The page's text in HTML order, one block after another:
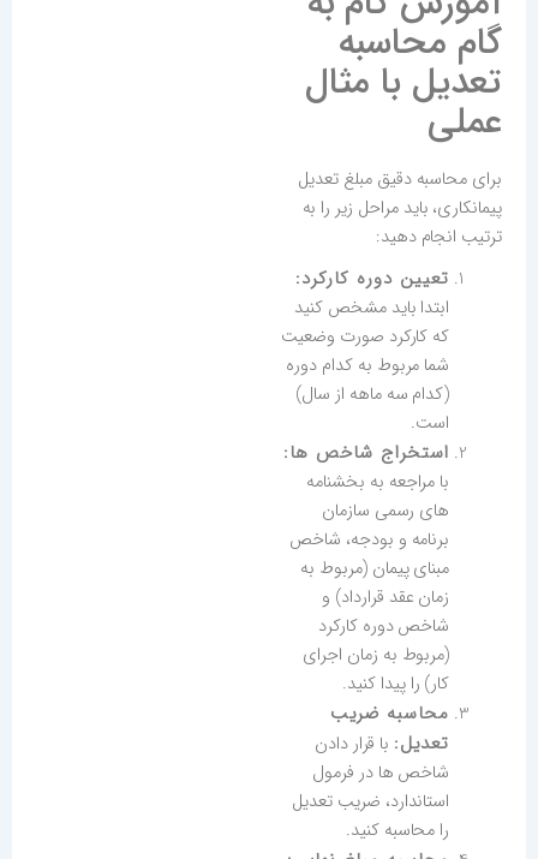
گام محاسبه
تعدیل با مثال
عملی
برای محاسبه دقیق مبلغ تعدیل
پیمانکاری، باید مراحل زیر را به
ترتیب انجام دهید:
تعیین دوره کارکرد:
ابتدا باید مشخص کنید
که کارکرد صورت وضعیت
شما مربوط به کدام دوره
(کدام سه ماهه از سال)
است.
استخراج شاخص ها:
با مراجعه به بخشنامه
های رسمی سازمان
برنامه و بودجه، شاخص
مبنای پیمان (مربوط به
زمان عقد قرارداد) و
شاخص دوره کارکرد
(مربوط به زمان اجرای
کار) را پیدا کنید.
محاسبه ضریب
تعدیل: با قرار دادن
شاخص ها در فرمول
استاندارد، ضریب تعدیل
را محاسبه کنید.